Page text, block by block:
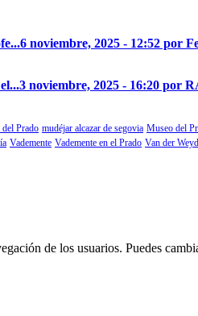
6 noviembre, 2025 - 12:52 por
3 noviembre, 2025 - 16:20 por
Prado mudéjar alcazar de segovia Museo del
Vademente Vademente en el Prado Van der
de los usuarios. Puedes